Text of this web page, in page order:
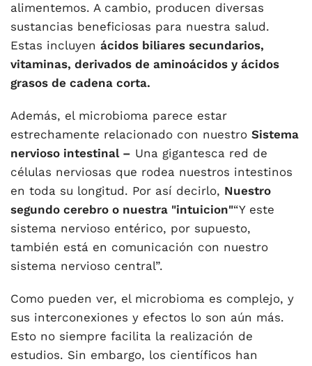
alimentemos. A cambio, producen diversas
sustancias beneficiosas para nuestra salud.
Estas incluyen ácidos biliares secundarios,
vitaminas, derivados de aminoácidos y ácidos
grasos de cadena corta.
Además, el microbioma parece estar
estrechamente relacionado con nuestro Sistema
nervioso intestinal – Una gigantesca red de
células nerviosas que rodea nuestros intestinos
en toda su longitud. Por así decirlo, Nuestro
segundo cerebro o nuestra "intuicion"“Y este
sistema nervioso entérico, por supuesto,
también está en comunicación con nuestro
sistema nervioso central”.
Como pueden ver, el microbioma es complejo, y
sus interconexiones y efectos lo son aún más.
Esto no siempre facilita la realización de
estudios. Sin embargo, los científicos han